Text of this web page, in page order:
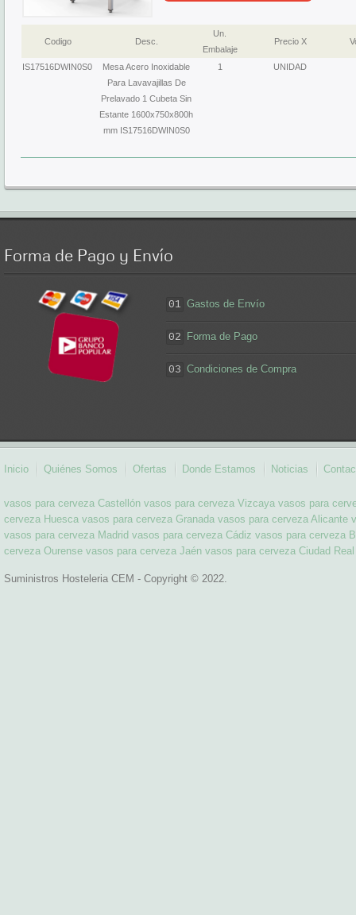
Codigo Desc.
Un.
Embalaje
Precio X
IS17516DWIN0S0
Mesa Acero Inoxidable
Para Lavavajillas De
Prelavado 1 Cubeta Sin
Estante 1600x750x800h
mm IS17516DWIN0S0
1 UNIDAD
Forma de Pago y Envío
01 Gastos de Envío
02 Forma de Pago
03 Condiciones de Compra
Inicio Quiénes Somos Ofertas Donde Estamos Noticias
vasos para cerveza Castellón vasos para cerveza Vizcaya vasos para
cerveza Huesca vasos para cerveza Granada vasos para cerveza Alicante
vasos para cerveza Madrid vasos para cerveza Cádiz vasos para cerveza
cerveza Ourense vasos para cerveza Jaén vasos para cerveza Ciudad Real
Suministros Hosteleria CEM - Copyright © 2022.